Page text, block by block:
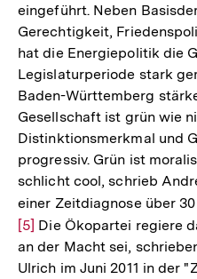
eingeführt. Neben
Gerechtigkeit,
hat die Energiepolitik die
Legislaturperiode stark
Baden-Württemberg
Gesellschaft ist grün wie
Distinktionsmerkmal und
progressiv. Grün ist
schlicht cool, schrieb
einer Zeitdiagnose über
[5] Die Ökopartei regiere
an der Macht sei,
Ulrich im Juni 2011 in der